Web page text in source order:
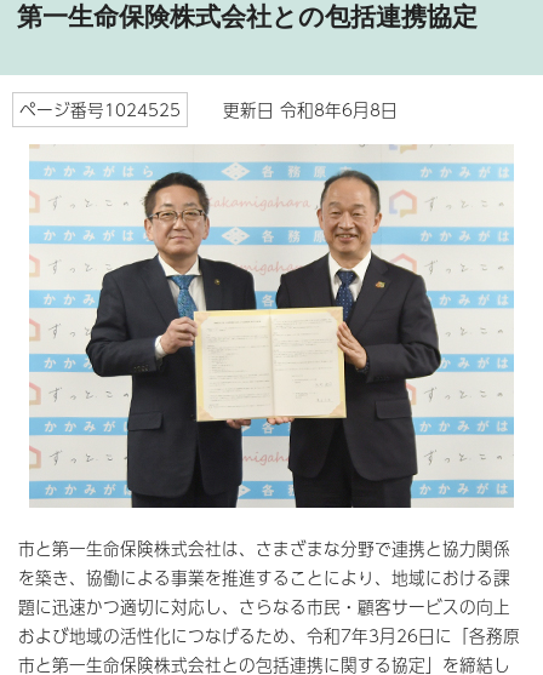
第一生命保険株式会社との包括連携協定
ページ番号1024525 更新日 令和8年6月8日
市と第一生命保険株式会社は、さまざまな分野で連携と協力関係
を築き、協働による事業を推進することにより、地域における課
題に迅速かつ適切に対応し、さらなる市民・顧客サービスの向上
および地域の活性化につなげるため、令和7年3月26日に「各務原
市と第一生命保険株式会社との包括連携に関する協定」を締結し